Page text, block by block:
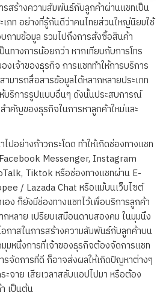
สร้างความสัมพันธ์กับลูกค้าผ่านแชทเป็น
ภท อย่างที่รู้กันดีว่าคนไทยส่วนใหญ่นิยมใช้
ามข้อมูล รวมไปถึงการสั่งซื้อสินค้า
นทางการน้อยกว่า หากเทียบกับการโทร
งเจ้าของธุรกิจ การแชททำให้การบริการ
มารถสื่อสารข้อมูลได้หลากหลายประเภท
บริการรูปแบบอื่นๆ ดังนั้นประสบการณ์
ำคัญของธุรกิจในการหาลูกค้าใหม่และ
อย่างก้าวกระโดด ทำให้เกิดช่องทางแชท
Messenger, Instagram
Tiktok หรือช่องทางแชทผ่าน E-
/ Lazada Chat หรือแม้บนเว็บไซต์
ง ก็ยังมีช่องทางแชทไว้เพื่อบริการลูกค้า
หลาย เปรียบเสมือนดาบสองคม ในมุมนึง
กาสในการสร้างความสัมพันธ์กับลูกค้าบน
มหนึ่งการที่เจ้าของธุรกิจต้องจัดการแชท
รจัดการที่ดี ก็อาจส่งผลให้เกิดปัญหาต่างๆ
ะจาย เสียเวลาสลับแอปไปมา หรือต้อง
เป็นต้น